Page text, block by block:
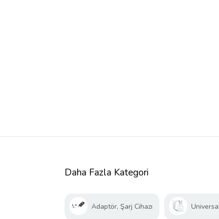
Daha Fazla Kategori
Adaptör, Şarj Cihazı